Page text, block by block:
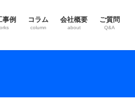
事例 コラム
column
会社概要
about
ご質問
Q&A